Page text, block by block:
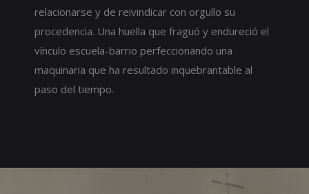
relacionarse y de reivindicar con orgullo su
procedencia. Una huella que fraguó y endureció el
vínculo escuela-barrio perfeccionando una
maquinaria que ha resultado inquebrantable al
paso del tiempo.